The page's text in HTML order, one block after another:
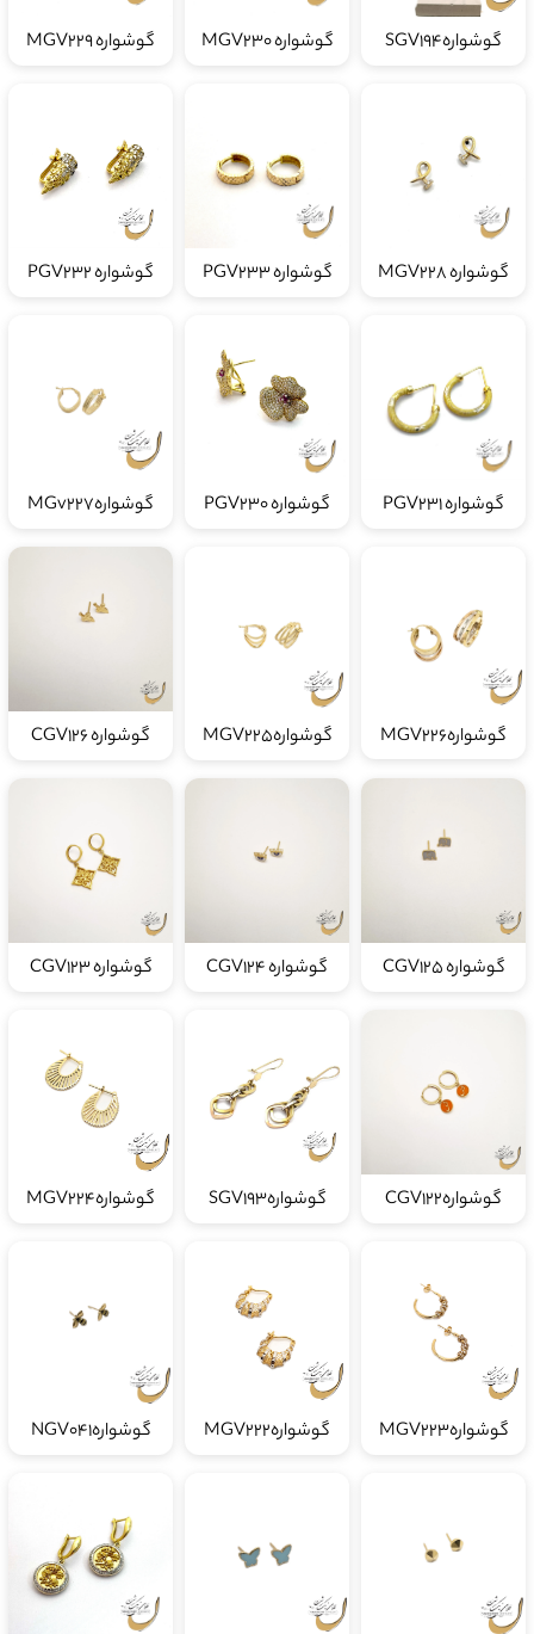
گوشوارهSGV194 گوشواره MGV230 گوشواره MGV229
گوشواره MGV228 گوشواره PGV233 گوشواره PGV232
گوشواره PGV231 گوشواره PGV230 گوشوارهMGv227
گوشوارهMGV226 گوشوارهMGV225 گوشواره CGV126
گوشواره CGV125 گوشواره CGV124 گوشواره CGV123
گوشوارهCGV122 گوشوارهSGV193 گوشوارهMGV224
گوشوارهMGV223 گوشوارهMGV222 گوشوارهNGV041